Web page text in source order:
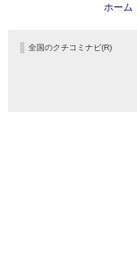
ホーム
全国のクチコミナビ(R)